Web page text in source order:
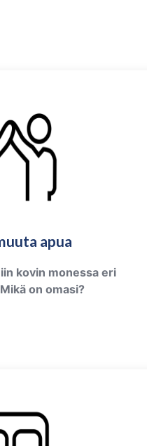
apua
kovin monessa eri
on omasi?